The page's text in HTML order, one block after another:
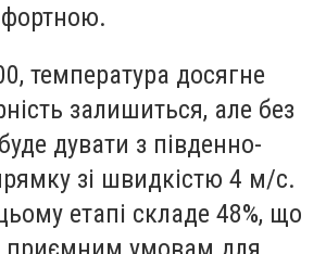
температура досягне
залишиться, але без
дувати з південно-
зі швидкістю 4 м/с.
етапі складе 48%, що